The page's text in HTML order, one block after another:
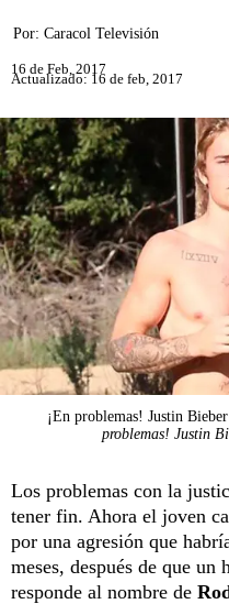
Por: Caracol Televisión
16 de Feb, 2017
Actualizado: 16 de feb, 2017
¡En problemas! Justin
problemas! Justin
Los problemas con la
tener fin. Ahora el joven
por una agresión que
meses, después de que un
responde al nombre de